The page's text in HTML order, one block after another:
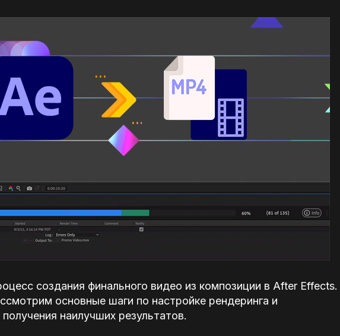
создания финального видео из композиции в After
основные шаги по настройке рендеринга и
наилучших результатов.